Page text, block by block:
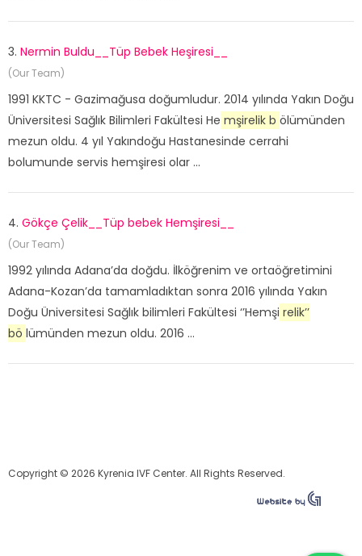
3. Nermin Buldu__Tüp Bebek Heşiresi__
(Our Team)
1991 KKTC - Gazimağusa doğumludur. 2014 yılında Yakın Doğu
Üniversitesi Sağlık Bilimleri Fakültesi He mşirelik b ölümünden
mezun oldu. 4 yıl Yakındoğu Hastanesinde cerrahi
bolumunde servis hemşiresi olar ...
4. Gökçe Çelik__Tüp bebek Hemşiresi__
(Our Team)
1992 yılında Adana’da doğdu. İlköğrenim ve ortaöğretimini
Adana-Kozan’da tamamladıktan sonra 2016 yılında Yakın
Doğu Üniversitesi Sağlık bilimleri Fakültesi ‘’Hemşi relik’’
bö lümünden mezun oldu. 2016 ...
Copyright © 2026 Kyrenia IVF Center. All Rights Reserved.